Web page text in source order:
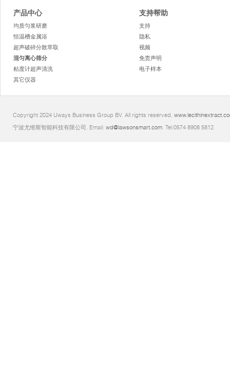
产品中心
均质匀浆研磨
恒温槽金属浴
超声破碎分散萃取
混匀离心筛分
粘度计超声清洗
其它仪器
支持帮助
支持
隐私
视频
免责声明
电子样本
Copyright 2024 Uways Business Group BV. All rights reserved.
宁波尤维斯智能科技有限公司. Email: wd@lawsonsmart.com. Tel:0574 8908 5812